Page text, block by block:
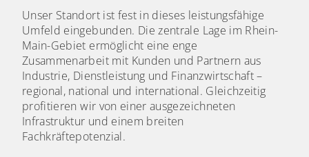
Unser Standort ist fest in dieses leistungsfähige
Umfeld eingebunden. Die zentrale Lage im Rhein-
Main-Gebiet ermöglicht eine enge
Zusammenarbeit mit Kunden und Partnern aus
Industrie, Dienstleistung und Finanzwirtschaft –
regional, national und international. Gleichzeitig
profitieren wir von einer ausgezeichneten
Infrastruktur und einem breiten
Fachkräftepotenzial.